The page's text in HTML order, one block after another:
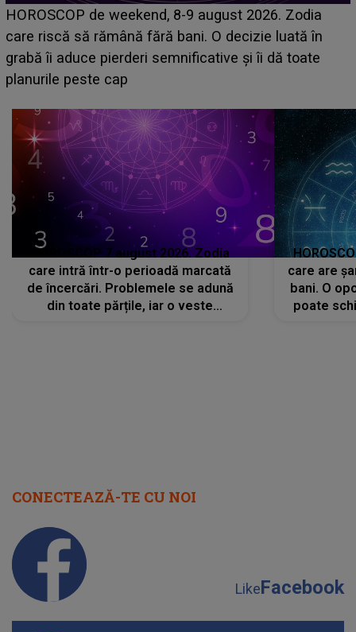
Emanuel a ținut ACEST DETALIU ASCUNS până
acum! În fața Alexandrei, concurentul din Casa Iubirii
face o MĂRTURISIRE NEAȘTEPTATĂ despre mama
sa: "I-am spus și ei în față, eu nu te iubesc pentru
HOROSCOP 7 august 2026. Zodia
care intră într-o perioadă marcată
de încercări. Problemele se adună
din toate părțile, iar o veste
care are
bani. O
poate
CONECTEAZĂ-TE CU NOI
LikeFacebook